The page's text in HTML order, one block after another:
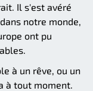
Il s'est avéré
notre monde,
ont pu
à un rêve, ou un
à tout moment.